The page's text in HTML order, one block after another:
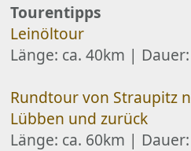
Tourentipps
Leinöltour
Länge: ca. 40km |
Rundtour von Straupitz
Lübben und zurück
Länge: ca. 60km |